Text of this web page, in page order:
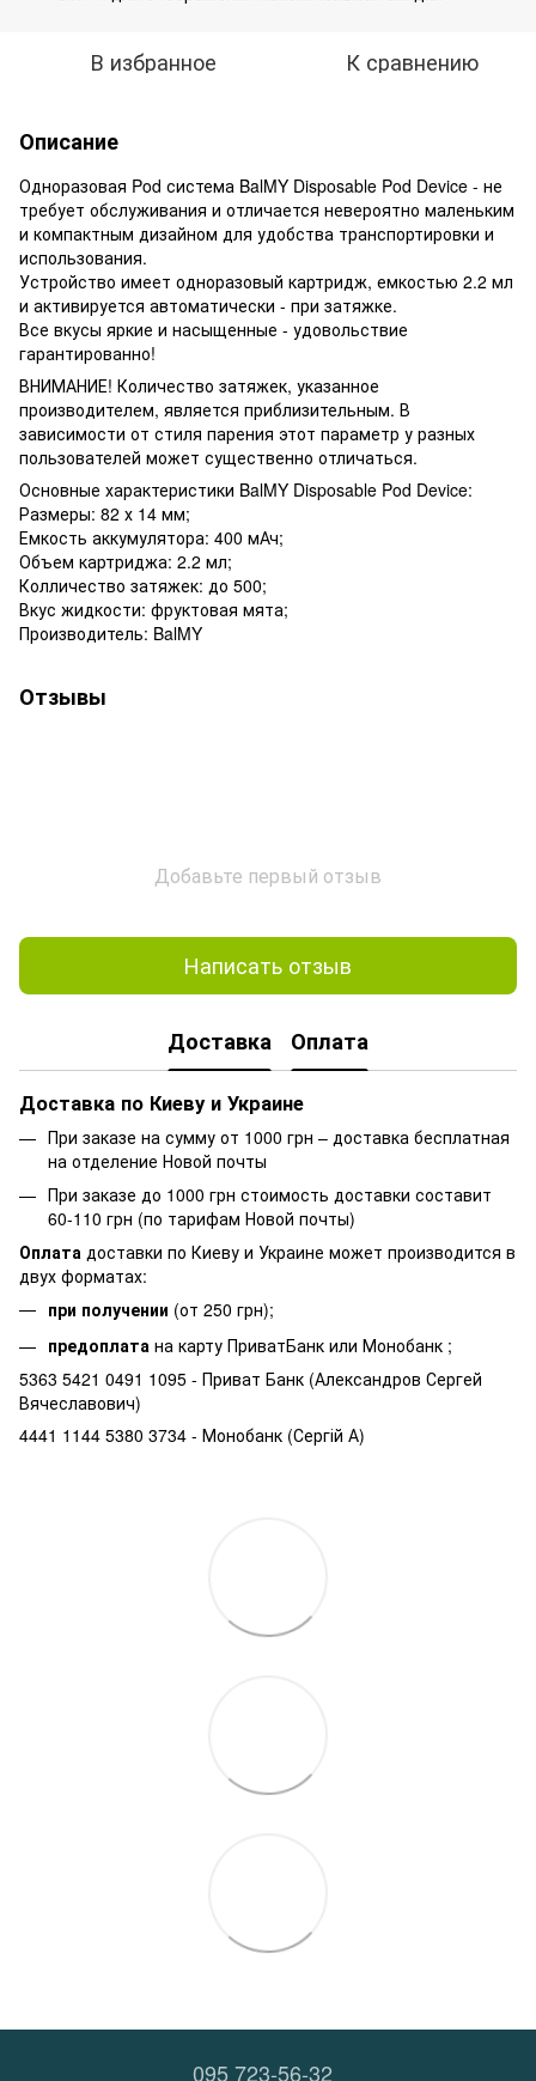
В избранное К сравнению
Описание
Одноразовая Pod система BalMY Disposable Pod Device - не
требует обслуживания и отличается невероятно маленьким
и компактным дизайном для удобства транспортировки и
использования.
Устройство имеет одноразовый картридж, емкостью 2.2 мл
и активируется автоматически - при затяжке.
Все вкусы яркие и насыщенные - удовольствие
гарантированно!
ВНИМАНИЕ! Количество затяжек, указанное
производителем, является приблизительным. В
зависимости от стиля парения этот параметр у разных
пользователей может существенно отличаться.
Основные характеристики BalMY Disposable Pod Device:
Размеры: 82 х 14 мм;
Емкость аккумулятора: 400 мАч;
Объем картриджа: 2.2 мл;
Колличество затяжек: до 500;
Вкус жидкости: фруктовая мята;
Производитель: BalMY
Отзывы
Добавьте первый отзыв
Написать отзыв
Доставка Оплата
Доставка по Киеву и Украине
При заказе на сумму от 1000 грн – доставка бесплатная
на отделение Новой почты
При заказе до 1000 грн стоимость доставки составит
60-110 грн (по тарифам Новой почты)
Оплата доставки по Киеву и Украине может производится в
двух форматах:
при получении (от 250 грн);
предоплата на карту ПриватБанк или Монобанк ;
5363 5421 0491 1095 - Приват Банк (Александров Сергей
Вячеславович)
4441 1144 5380 3734 - Монобанк (Сергій А)
095 723-56-32